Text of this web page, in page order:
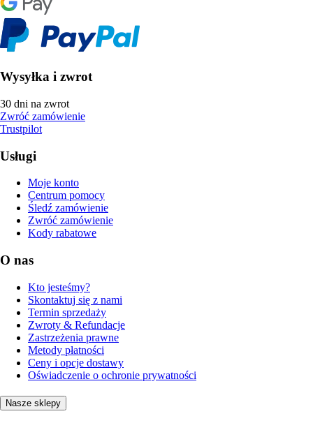
Wysyłka i zwrot
30 dni na zwrot
Zwróć zamówienie
Trustpilot
Usługi
Moje konto
Centrum pomocy
Śledź zamówienie
Zwróć zamówienie
Kody rabatowe
O nas
Kto jesteśmy?
Skontaktuj się z nami
Termin sprzedaży
Zwroty & Refundacje
Zastrzeżenia prawne
Metody płatności
Ceny i opcje dostawy
Oświadczenie o ochronie prywatności
Nasze sklepy